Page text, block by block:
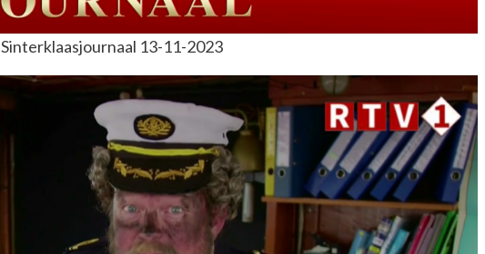
Sinterklaasjournaal 13-11-2023